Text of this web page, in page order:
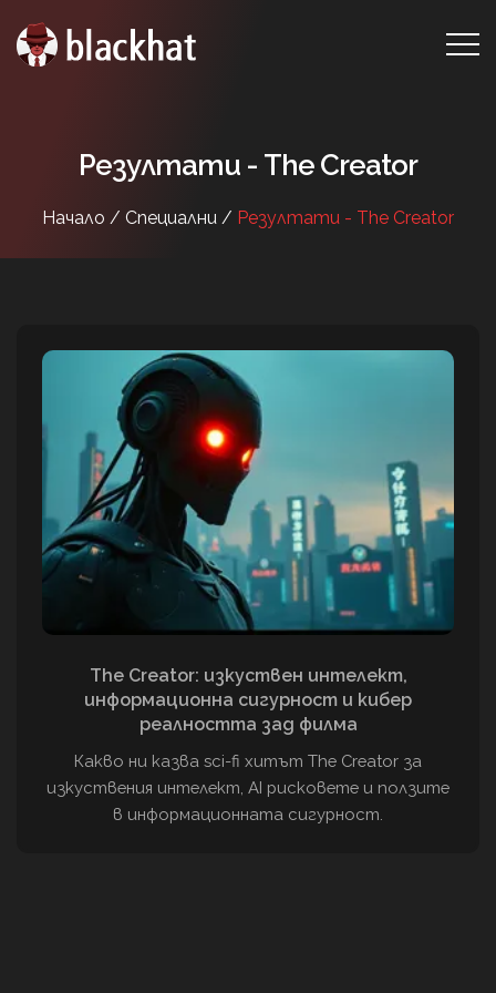
Резултати - The Creator
Начало / Специални / Резултати - The Creator
The Creator: изкуствен интелект,
информационна сигурност и кибер
реалността зад филма
Какво ни казва sci-fi хитът The Creator за
изкуствения интелект, AI рисковете и ползите
в информационната сигурност.